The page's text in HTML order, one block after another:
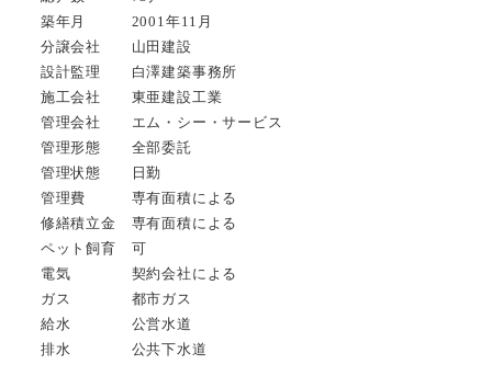
築年月 2001年11月
分譲会社 山田建設
設計監理 白澤建築事務所
施工会社 東亜建設工業
管理会社 エム・シー・サービス
管理形態 全部委託
管理状態 日勤
管理費 専有面積による
修繕積立金 専有面積による
ペット飼育 可
電気 契約会社による
ガス 都市ガス
給水 公営水道
排水 公共下水道